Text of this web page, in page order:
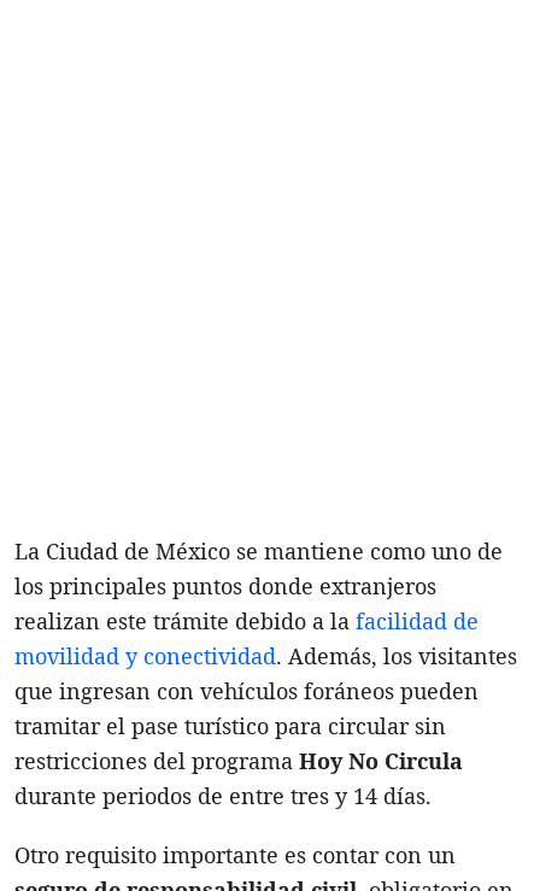
La Ciudad de México se mantiene como uno de
los principales puntos donde extranjeros
realizan este trámite debido a la facilidad de
movilidad y conectividad. Además, los visitantes
que ingresan con vehículos foráneos pueden
tramitar el pase turístico para circular sin
restricciones del programa Hoy No Circula
durante periodos de entre tres y 14 días.
Otro requisito importante es contar con un